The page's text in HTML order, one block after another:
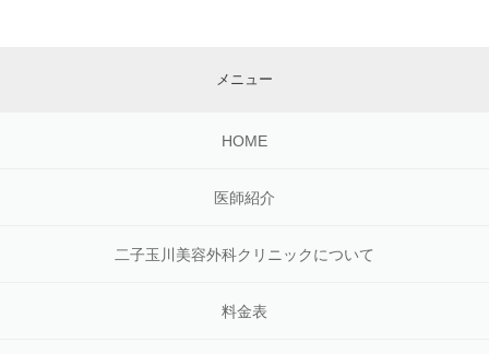
メニュー
HOME
医師紹介
二子玉川美容外科クリニックについて
料金表